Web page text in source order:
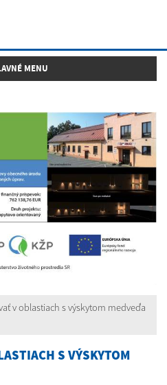
navigation
MENU
v oblastiach s výskytom medveďa
S VÝSKYTOM